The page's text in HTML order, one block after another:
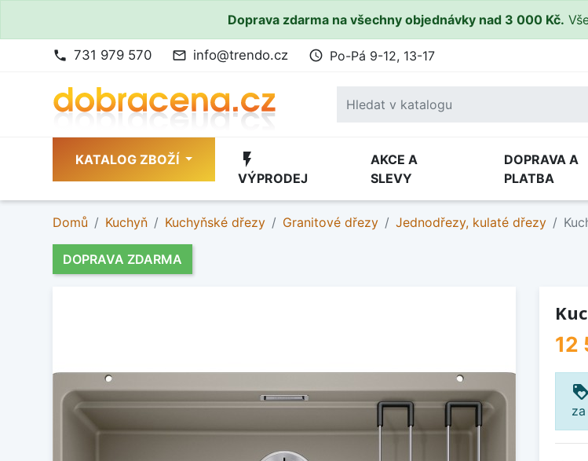
Doprava zdarma na všechny objednávky nad 3 000 Kč.
phone 731 979 570 mail_outline info@trendo.cz access_time Po-Pá 9-12, 13-17
KATALOG ZBOŽÍ flash_on
VÝPRODEJ
AKCE A
SLEVY
DOPRAVA A
PLATBA
Domů Kuchyň Kuchyňské dřezy Granitové dřezy Jednodřezy, kulaté dřezy
DOPRAVA ZDARMA
12
loyalty